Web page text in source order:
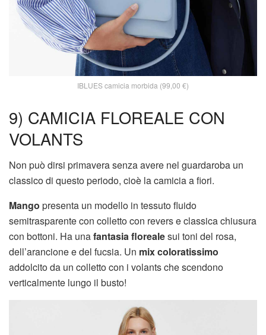
IBLUES camicia morbida (99,00 €)
9) CAMICIA FLOREALE CON
VOLANTS
Non può dirsi primavera senza avere nel guardaroba un
classico di questo periodo, cioè la camicia a fiori.
Mango presenta un modello in tessuto fluido
semitrasparente con colletto con revers e classica chiusura
con bottoni. Ha unafantasia florealesui toni del rosa,
dell’arancione e del fucsia. Un mix coloratissimo
addolcito da un colletto con i volants che scendono
verticalmente lungo il busto!